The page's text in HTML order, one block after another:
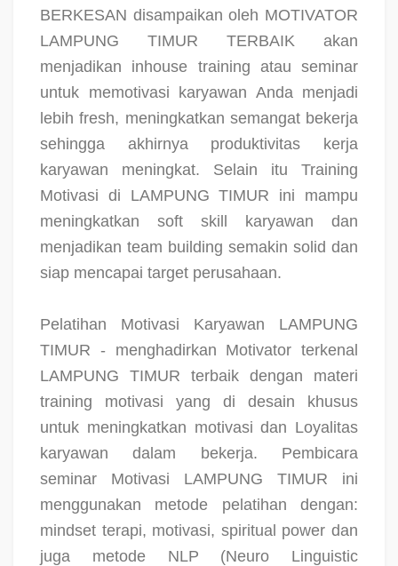
BERKESAN disampaikan oleh MOTIVATOR
LAMPUNG TIMUR TERBAIK akan
menjadikan inhouse training atau seminar
untuk memotivasi karyawan Anda menjadi
lebih fresh, meningkatkan semangat bekerja
sehingga akhirnya produktivitas kerja
karyawan meningkat. Selain itu Training
Motivasi di LAMPUNG TIMUR ini mampu
meningkatkan soft skill karyawan dan
menjadikan team building semakin solid dan
siap mencapai target perusahaan.
Pelatihan Motivasi Karyawan LAMPUNG
TIMUR - menghadirkan Motivator terkenal
LAMPUNG TIMUR terbaik dengan materi
training motivasi yang di desain khusus
untuk meningkatkan motivasi dan Loyalitas
karyawan dalam bekerja. Pembicara
seminar Motivasi LAMPUNG TIMUR ini
menggunakan metode pelatihan dengan:
mindset terapi, motivasi, spiritual power dan
juga metode NLP (Neuro Linguistic